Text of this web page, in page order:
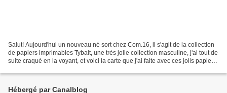
Salut! Aujourd'hui un nouveau né sort chez Com.16, il s'agit de la collection
de papiers imprimables Tybalt, une très jolie collection masculine, j'ai tout de
suite craqué en la voyant, et voici la carte que j'ai faite avec ces jolis papiers
Hébergé par Canalblog